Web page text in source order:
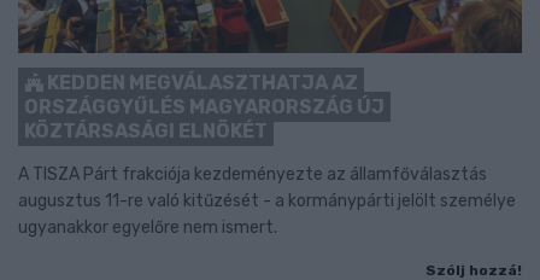
KEDDEN MEGVÁLASZTHATJA AZ
ORSZÁGGYŰLÉS MAGYARORSZÁG ÚJ
KÖZTÁRSASÁGI ELNÖKÉT
A TISZA Párt frakciója kezdeményezte az államfőválasztás
augusztus 11-re való kitűzését - a kormánypárti jelölt személye
ugyanakkor egyelőre nem ismert.
Szólj hozzá!